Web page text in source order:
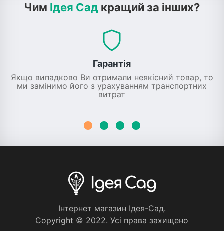
Чим Ідея Сад кращий за інших?
Гарантія
Якщо випадково Ви отримали неякісний товар, то
ми замінимо його з урахуванням транспортних
витрат
Iнтернет магазин Iдея-Сад.
Copyright © 2022. Усi права захищено